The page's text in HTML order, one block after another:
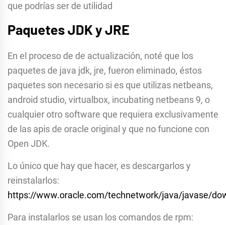
que podrías ser de utilidad
Paquetes JDK y JRE
En el proceso de de actualización, noté que los
paquetes de java jdk, jre, fueron eliminado, éstos
paquetes son necesario si es que utilizas netbeans,
android studio, virtualbox, incubating netbeans 9, o
cualquier otro software que requiera exclusivamente
de las apis de oracle original y que no funcione con
Open JDK.
Lo único que hay que hacer, es descargarlos y
reinstalarlos:
https://www.oracle.com/technetwork/java/javase/
Para instalarlos se usan los comandos de rpm: